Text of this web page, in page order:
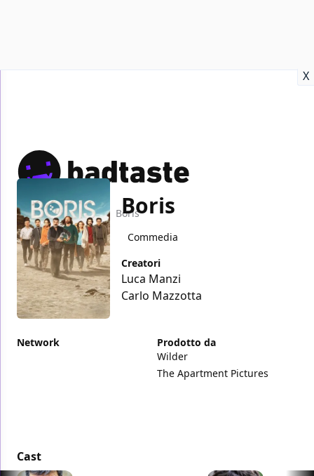
X
Home TV Boris
Boris
Commedia
Creatori
Luca Manzi
Carlo Mazzotta
Network
Prodotto da
Wilder
The Apartment Pictures
Cast